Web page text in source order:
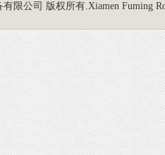
限公司 版权所有.Xiamen Fuming